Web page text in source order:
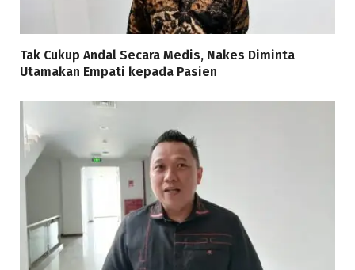
Tak Cukup Andal Secara Medis, Nakes Diminta
Utamakan Empati kepada Pasien